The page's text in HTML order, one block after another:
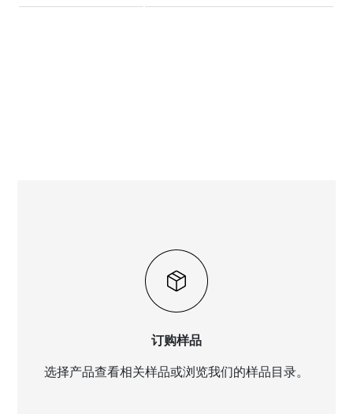
订购样品
选择产品查看相关样品或浏览我们的样品目录。